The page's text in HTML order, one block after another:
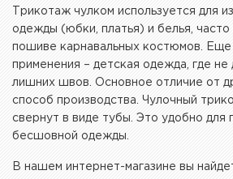
Трикотаж чулком используется для
одежды (юбки, платья) и белья, часто
пошиве карнавальных костюмов.
применения – детская одежда, где
лишних швов. Основное отличие от
способ производства. Чулочный
свернут в виде тубы. Это удобно для
бесшовной одежды.
В нашем интернет-магазине вы